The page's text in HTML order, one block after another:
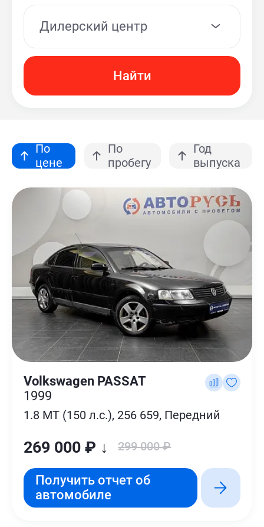
Дилерский центр
Найти
По
цене
По
пробегу
Год
выпуска
Volkswagen PASSAT
1999
1.8 MT (150 л.с.), 256 659, Передний
269 000 ₽ ↓ 299 000 ₽
Получить отчет об
автомобиле